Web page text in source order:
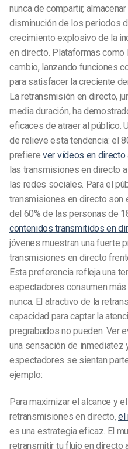
nunca de compartir,
disminución de los periodos
crecimiento explosivo de la
en directo. Plataformas
cambio, lanzando funciones
para satisfacer la creciente
La retransmisión en directo,
media duración, ha
eficaces de atraer al público.
de relieve esta tendencia: el
prefierever vídeos en directo
las transmisiones en directo
las redes sociales. Para el
transmisiones en directo son
del 60% de las personas de
contenidos transmitidos en
jóvenes muestran una fuerte
transmisiones en directo
Esta preferencia refleja una
espectadores consumen
nunca. El atractivo de la
capacidad para captar la
pregrabados no pueden. Ver
una sensación de inmediatez
espectadores se sientan
ejemplo:
Para maximizar el alcance y
retransmisiones en directo,el
es una estrategia eficaz. El
retransmitir tu flujo en directo